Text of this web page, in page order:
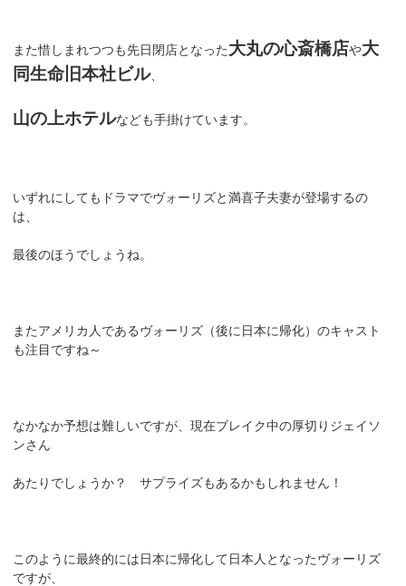
また惜しまれつつも先日閉店となった大丸の心斎橋店や大
同生命旧本社ビル、
山の上ホテルなども手掛けています。
いずれにしてもドラマでヴォーリズと満喜子夫妻が登場するの
は、
最後のほうでしょうね。
またアメリカ人であるヴォーリズ（後に日本に帰化）のキャスト
も注目ですね～
なかなか予想は難しいですが、現在ブレイク中の厚切りジェイソ
ンさん
あたりでしょうか？ サプライズもあるかもしれません！
このように最終的には日本に帰化して日本人となったヴォーリズ
ですが、